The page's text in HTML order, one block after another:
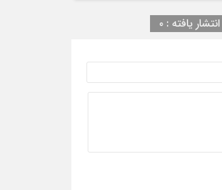
انتشار یافته : ۰